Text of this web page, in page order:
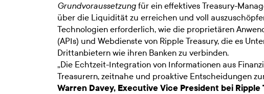
Grundvoraussetzung für ein effektives Treasury-
über die Liquidität zu erreichen und voll
Technologien erforderlich, wie die proprietären
(APIs) und Webdienste von Ripple Treasury, die es
Drittanbietern wie ihren Banken zu verbinden.
„Die Echtzeit-Integration von Informationen aus
Treasurern, zeitnahe und proaktive Entscheidungen
Warren Davey, Executive Vice President bei Ripple